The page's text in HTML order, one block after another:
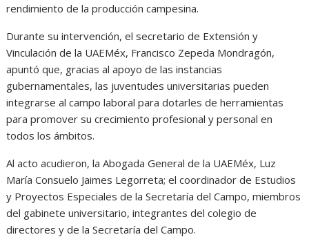
rendimiento de la producción campesina.
Durante su intervención, el secretario de Extensión y
Vinculación de la UAEMéx, Francisco Zepeda Mondragón,
apuntó que, gracias al apoyo de las instancias
gubernamentales, las juventudes universitarias pueden
integrarse al campo laboral para dotarles de herramientas
para promover su crecimiento profesional y personal en
todos los ámbitos.
Al acto acudieron, la Abogada General de la UAEMéx, Luz
María Consuelo Jaimes Legorreta; el coordinador de Estudios
y Proyectos Especiales de la Secretaría del Campo, miembros
del gabinete universitario, integrantes del colegio de
directores y de la Secretaría del Campo.